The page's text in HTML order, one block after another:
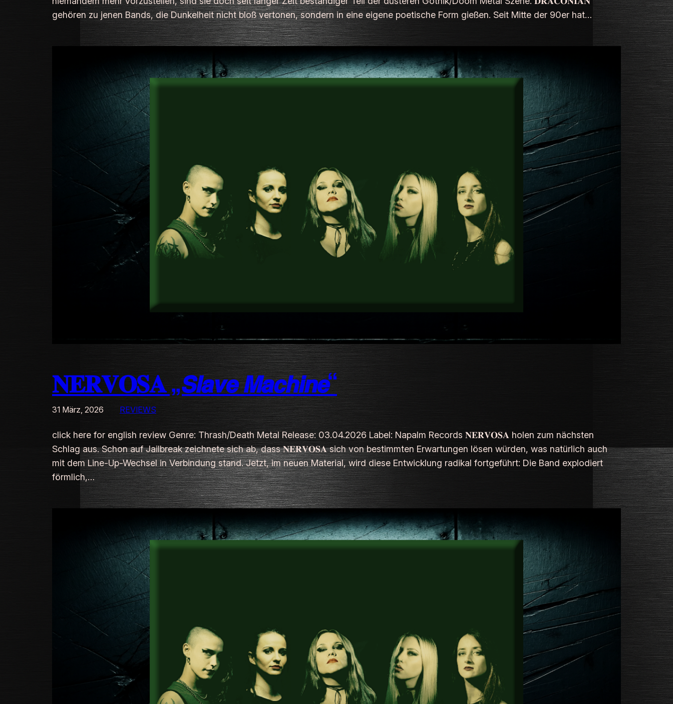
gehören zu jenen Bands, die Dunkelheit nicht bloß vertonen, sondern in eine eigene poetische Form gießen. Seit Mitte der 90er hat…
𝐍𝐄𝐑𝐕𝐎𝐒𝐀 „𝙎𝙡𝙖𝙫𝙚 𝙈𝙖𝙘𝙝𝙞𝙣𝙚“
31 März, 2026 REVIEWS
click here for english review Genre: Thrash/Death Metal Release: 03.04.2026 Label: Napalm Records 𝐍𝐄𝐑𝐕𝐎𝐒𝐀 holen zum nächsten
Schlag aus. Schon auf Jailbreak zeichnete sich ab, dass 𝐍𝐄𝐑𝐕𝐎𝐒𝐀 sich von bestimmten Erwartungen lösen würden, was natürlich auch
mit dem Line-Up-Wechsel in Verbindung stand. Jetzt, im neuen Material, wird diese Entwicklung radikal fortgeführt: Die Band explodiert
förmlich,…